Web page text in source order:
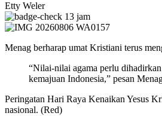
Etty Weler
13 jam
Menag berharap umat Kristiani terus
“Nilai-nilai agama perlu
kemajuan Indonesia,” pesan
Peringatan Hari Raya Kenaikan Yesus
nasional. (Red)